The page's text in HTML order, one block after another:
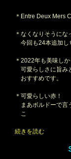
＊Entre Deux Mers
＊なくなりそうにな
今回も24本追加し
＊2022年も美味しか
可愛らしさに旨み
おすすめです。
＊可愛らしい赤！
まあボルドーで言
こ
続きを読む